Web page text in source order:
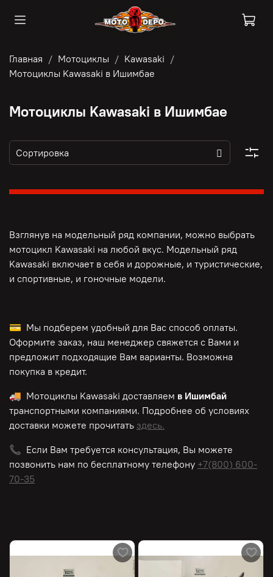
Главная Мотоциклы
Kawasaki
Мотоциклы Kawasaki в Ишимбае
Мотоциклы Kawasaki в Ишимбае
Взглянув на модельный ряд компании, можно выбрать
мотоцикл Kawasaki на любой вкус. Модельный ряд
Kawasaki включает в себя и дорожные, и туристические,
и спортивные, и гоночные модели.
💳 Мы подберем удобный для Вас способ оплаты.
Оформите заказ, наш менеджер свяжется с Вами и
предложит подходящие Вам варианты. Возможна
покупка в кредит.
🚚 Мотоциклы Kawasaki доставляем в Ишимбай
транспортными компаниями. Подробнее об условиях
доставки можете прочитать здесь.
📞 Если Вам требуется консультация, Вы можете
позвонить нам по бесплатному телефону +7(800) 600-
70-35